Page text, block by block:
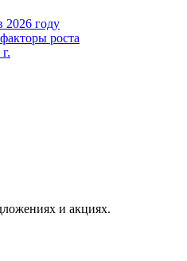
2026 году
роста
и акциях.